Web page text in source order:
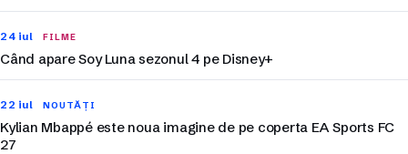
24 iul FILME
Când apare Soy Luna sezonul 4 pe Disney+
22 iul NOUTĂȚI
Kylian Mbappé este noua imagine de pe coperta EA Sports FC
27